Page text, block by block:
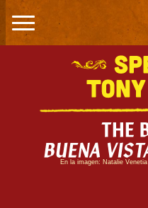
Saltar al contenido
LIBRETO DE
MARCO RAMIREZ
COREOGRAFÍA DE
En la imagen: Natalie